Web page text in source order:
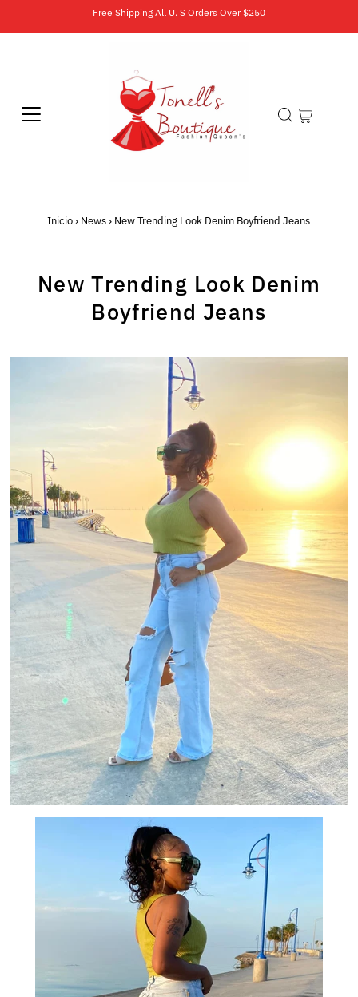
Free Shipping All U. S Orders Over $250
Inicio › News › New Trending Look Denim Boyfriend Jeans
New Trending Look Denim
Boyfriend Jeans